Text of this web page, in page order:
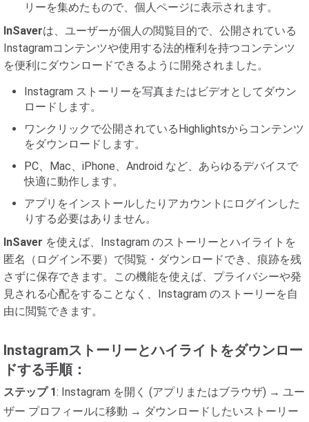
リーを集めたもので、個人ページに表示されます。
InSaverは、ユーザーが個人の閲覧目的で、公開されている
Instagramコンテンツや使用する法的権利を持つコンテンツ
を便利にダウンロードできるように開発されました。
Instagram ストーリーを写真またはビデオとしてダウン
ロードします。
ワンクリックで公開されているHighlightsからコンテンツ
をダウンロードします。
PC、Mac、iPhone、Android など、あらゆるデバイスで
快適に動作します。
アプリをインストールしたりアカウントにログインした
りする必要はありません。
InSaver を使えば、Instagram のストーリーとハイライトを
匿名（ログイン不要）で閲覧・ダウンロードでき、痕跡を残
さずに保存できます。この機能を使えば、プライバシーや発
見される心配をすることなく、Instagram のストーリーを自
由に閲覧できます。
Instagramストーリーとハイライトをダウンロー
ドする手順：
ステップ 1: Instagram を開く (アプリまたはブラウザ) → ユー
ザー プロフィールに移動 → ダウンロードしたいストーリー